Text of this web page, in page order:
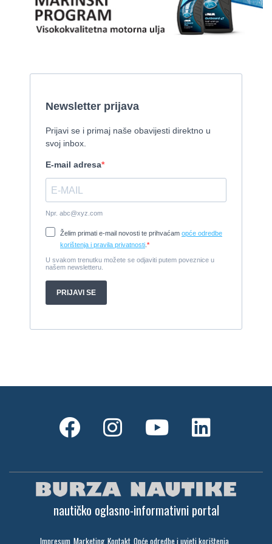
Pirelli 770 EFB
2010, 8,46 x 3,12 m, Mercruiser 235,4 kw
2015, 27 x 7 m, Iveco aifo x 2
Izletnički brod - 94 osobe
Cijena:370.000 EUR
Tender Williams 325 TurboJet - sniženo!
2008, 325 x 1.7 m, weber 750
Damor 900 FURIA - EXTRA OPREMA - PRILIKA - SNIŽENA
CIJENA
2008, 8,98 x 3 m, Yanmar 200kW - unutranji, diesel
Cijena:65.000 EUR
Prodajem jedrilicu ELAN 31 S
Cijena:27.000 EUR
1998, 19 x 5 m, Volvo penta 306ks
M/B San snova
2008, 27 x 6.5 m, Volvo penta 350 KS
nautičko oglasno-informativni portal
Impresum Marketing Kontakt Opće odredbe i uvjeti korištenja